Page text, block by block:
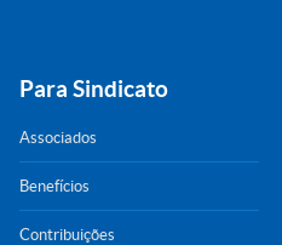
Para Sindicato
Associados
Benefícios
Contribuições